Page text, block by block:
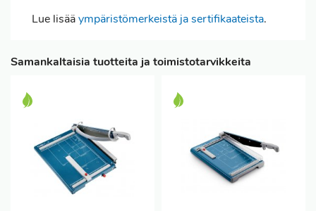
Lue lisääympäristömerkeistä ja sertifikaateista.
Samankaltaisia tuotteita ja toimistotarvikkeita